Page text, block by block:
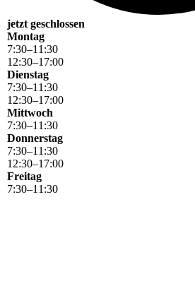
jetzt geschlossen
Montag
7:30–11 :30
12:30–17:00
Dienstag
7:30–11 :30
12:30–17:00
Mittwoch
7:30–11 :30
Donnerstag
7:30–11 :30
12:30–17:00
Freitag
7:30–11 :30